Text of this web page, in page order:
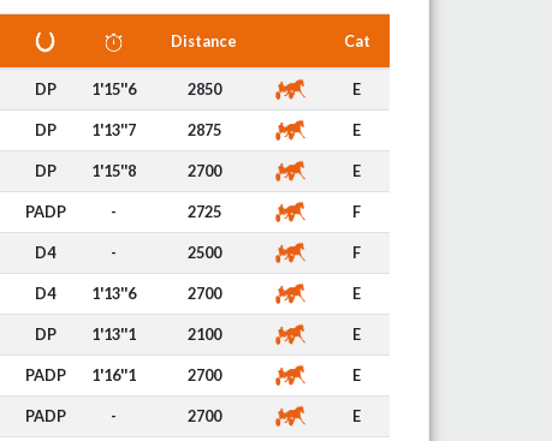
Distance Cat
DP 1'15''6 2850 E
DP 1'13''7 2875 E
DP 1'15''8 2700 E
PADP - 2725 F
D4 - 2500 F
D4 1'13''6 2700 E
DP 1'13''1 2100 E
PADP 1'16''1 2700 E
PADP - 2700 E